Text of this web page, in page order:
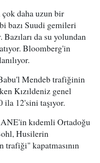
daha uzun bir
bazı Suudi gemileri
da su yolundan
Bloomberg'in
Mendeb trafiğinin
Kızıldeniz genel
12'sini taşıyor.
kıdemli Ortadoğu
Husilerin
trafiği" kapatmasının